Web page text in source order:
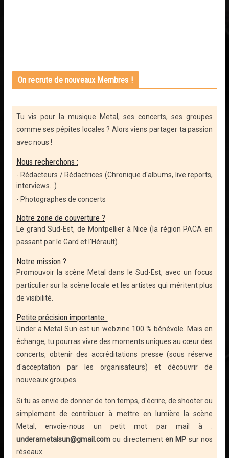
On recrute de nouveaux Membres !
Tu vis pour la musique Metal, ses concerts, ses groupes
comme ses pépites locales ? Alors viens partager ta passion
avec nous !
Nous recherchons :
- Rédacteurs / Rédactrices (Chronique d'albums, live reports,
interviews...)
- Photographes de concerts
Notre zone de couverture ?
Le grand Sud-Est, de Montpellier à Nice (la région PACA en
passant par le Gard et l'Hérault).
Notre mission ?
Promouvoir la scène Metal dans le Sud-Est, avec un focus
particulier sur la scène locale et les artistes qui méritent plus
de visibilité.
Petite précision importante :
Under a Metal Sun est un webzine 100 % bénévole. Mais en
échange, tu pourras vivre des moments uniques au cœur des
concerts, obtenir des accréditations presse (sous réserve
d'acceptation par les organisateurs) et découvrir de
nouveaux groupes.
Si tu as envie de donner de ton temps, d'écrire, de shooter ou
simplement de contribuer à mettre en lumière la scène
Metal, envoie-nous un petit mot par mail à :
underametalsun@gmail.comou directement en MP sur nos
réseaux.